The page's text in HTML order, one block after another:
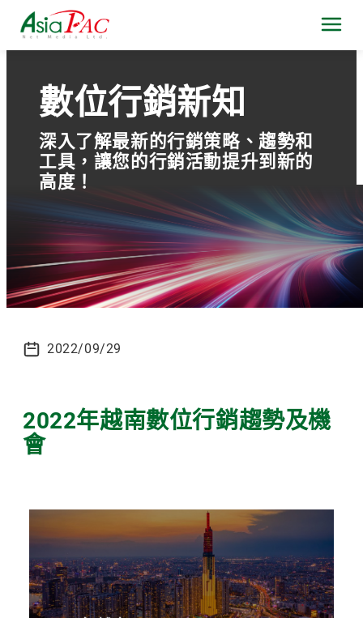
數位行銷新知
深入了解最新的行銷策略、趨勢和
工具，讓您的行銷活動提升到新的
高度！
2022/09/29
2022年越南數位行銷趨勢及機
會